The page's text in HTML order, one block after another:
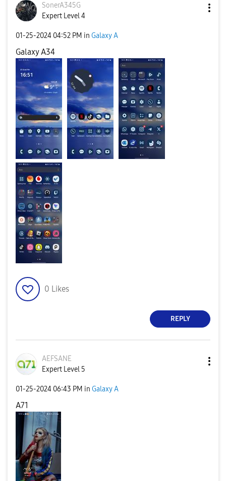
SonerA345G
Expert Level 4
‎01-25-2024 04:52 PM in Galaxy A
Galaxy A34
0 Likes
REPLY
AEFSANE
Expert Level 5
‎01-25-2024 06:43 PM in Galaxy A
A71